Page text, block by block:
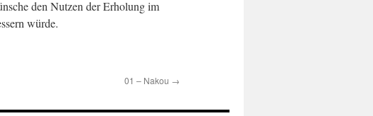
den Nutzen der Erholung im
würde.
01 – Nakou →